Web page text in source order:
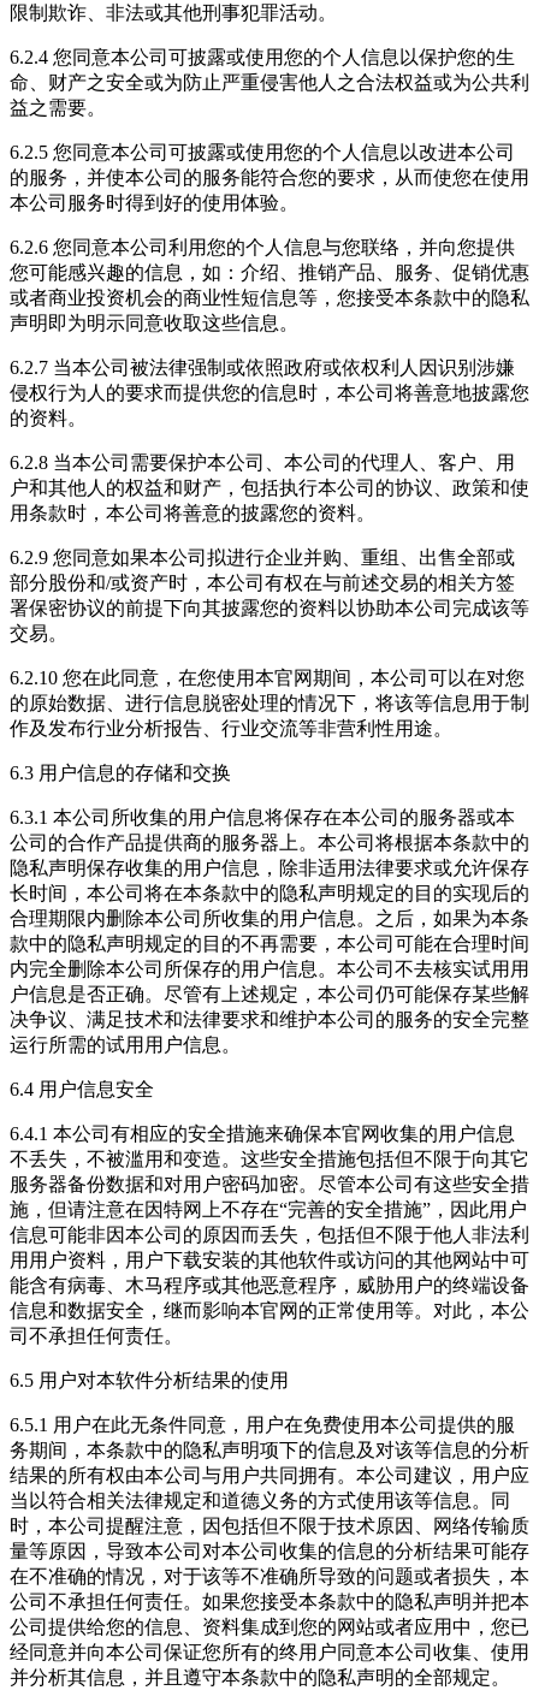
限制欺诈、非法或其他刑事犯罪活动。
6.2.4 您同意本公司可披露或使用您的个人信息以保护您的生
命、财产之安全或为防止严重侵害他人之合法权益或为公共利
益之需要。
6.2.5 您同意本公司可披露或使用您的个人信息以改进本公司
的服务，并使本公司的服务能符合您的要求，从而使您在使用
本公司服务时得到好的使用体验。
6.2.6 您同意本公司利用您的个人信息与您联络，并向您提供
您可能感兴趣的信息，如：介绍、推销产品、服务、促销优惠
或者商业投资机会的商业性短信息等，您接受本条款中的隐私
声明即为明示同意收取这些信息。
6.2.7 当本公司被法律强制或依照政府或依权利人因识别涉嫌
侵权行为人的要求而提供您的信息时，本公司将善意地披露您
的资料。
6.2.8 当本公司需要保护本公司、本公司的代理人、客户、用
户和其他人的权益和财产，包括执行本公司的协议、政策和使
用条款时，本公司将善意的披露您的资料。
6.2.9 您同意如果本公司拟进行企业并购、重组、出售全部或
部分股份和/或资产时，本公司有权在与前述交易的相关方签
署保密协议的前提下向其披露您的资料以协助本公司完成该等
交易。
6.2.10 您在此同意，在您使用本官网期间，本公司可以在对您
的原始数据、进行信息脱密处理的情况下，将该等信息用于制
作及发布行业分析报告、行业交流等非营利性用途。
6.3 用户信息的存储和交换
6.3.1 本公司所收集的用户信息将保存在本公司的服务器或本
公司的合作产品提供商的服务器上。本公司将根据本条款中的
隐私声明保存收集的用户信息，除非适用法律要求或允许保存
长时间，本公司将在本条款中的隐私声明规定的目的实现后的
合理期限内删除本公司所收集的用户信息。之后，如果为本条
款中的隐私声明规定的目的不再需要，本公司可能在合理时间
内完全删除本公司所保存的用户信息。本公司不去核实试用用
户信息是否正确。尽管有上述规定，本公司仍可能保存某些解
决争议、满足技术和法律要求和维护本公司的服务的安全完整
运行所需的试用用户信息。
6.4 用户信息安全
6.4.1 本公司有相应的安全措施来确保本官网收集的用户信息
不丢失，不被滥用和变造。这些安全措施包括但不限于向其它
服务器备份数据和对用户密码加密。尽管本公司有这些安全措
施，但请注意在因特网上不存在“完善的安全措施”，因此用户
信息可能非因本公司的原因而丢失，包括但不限于他人非法利
用用户资料，用户下载安装的其他软件或访问的其他网站中可
能含有病毒、木马程序或其他恶意程序，威胁用户的终端设备
信息和数据安全，继而影响本官网的正常使用等。对此，本公
司不承担任何责任。
6.5 用户对本软件分析结果的使用
6.5.1 用户在此无条件同意，用户在免费使用本公司提供的服
务期间，本条款中的隐私声明项下的信息及对该等信息的分析
结果的所有权由本公司与用户共同拥有。本公司建议，用户应
当以符合相关法律规定和道德义务的方式使用该等信息。同
时，本公司提醒注意，因包括但不限于技术原因、网络传输质
量等原因，导致本公司对本公司收集的信息的分析结果可能存
在不准确的情况，对于该等不准确所导致的问题或者损失，本
公司不承担任何责任。如果您接受本条款中的隐私声明并把本
公司提供给您的信息、资料集成到您的网站或者应用中，您已
经同意并向本公司保证您所有的终用户同意本公司收集、使用
并分析其信息，并且遵守本条款中的隐私声明的全部规定。